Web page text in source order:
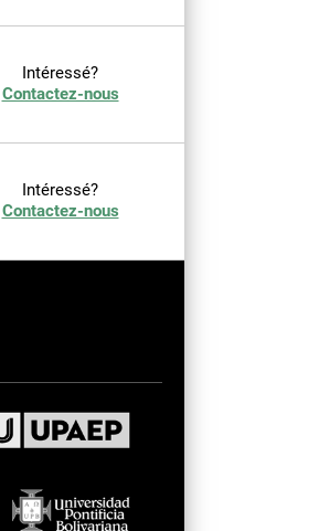
Intéressé?
Contactez-nous
Intéressé?
Contactez-nous